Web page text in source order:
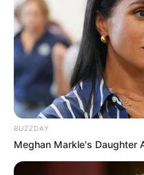
BUZZDAY
Meghan Markle's Daughter